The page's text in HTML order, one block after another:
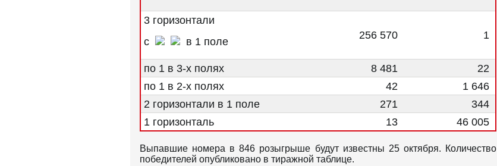
3 горизонтали
с
в 1 поле
256 570 1
по 1 в 3-х полях 8 481
22
по 1 в 2-х полях
42
1 646
2 горизонтали в 1 поле
271
344
1 горизонталь
13 46 005
Выпавшие номера в 846 розыгрыше будут известны 25 октября. Количество
победителей опубликовано в тиражной таблице.